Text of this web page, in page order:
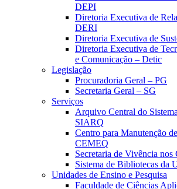
DEPI
Diretoria Executiva de
DERI
Diretoria Executiva de
Diretoria Executiva de
e Comunicação – Detic
Legislação
Procuradoria Geral – PG
Secretaria Geral – SG
Serviços
Arquivo Central do
SIARQ
Centro para Manutenção
CEMEQ
Secretaria de Vivência
Sistema de Bibliotecas da
Unidades de Ensino e Pesquisa
Faculdade de Ciências